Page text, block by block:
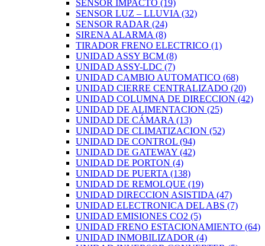
SENSOR IMPACTO (19)
SENSOR LUZ – LLUVIA (32)
SENSOR RADAR (24)
SIRENA ALARMA (8)
TIRADOR FRENO ELECTRICO (1)
UNIDAD ASSY BCM (8)
UNIDAD ASSY-LDC (7)
UNIDAD CAMBIO AUTOMATICO (68)
UNIDAD CIERRE CENTRALIZADO (20)
UNIDAD COLUMNA DE DIRECCION (42)
UNIDAD DE ALIMENTACION (25)
UNIDAD DE CÁMARA (13)
UNIDAD DE CLIMATIZACION (52)
UNIDAD DE CONTROL (94)
UNIDAD DE GATEWAY (42)
UNIDAD DE PORTON (4)
UNIDAD DE PUERTA (138)
UNIDAD DE REMOLQUE (19)
UNIDAD DIRECCION ASISTIDA (47)
UNIDAD ELECTRONICA DEL ABS (7)
UNIDAD EMISIONES CO2 (5)
UNIDAD FRENO ESTACIONAMIENTO (64)
UNIDAD INMOBILIZADOR (4)